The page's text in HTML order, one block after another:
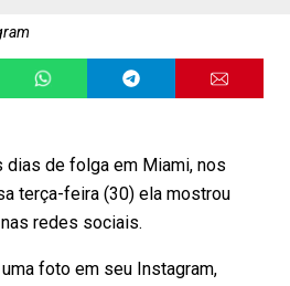
dias de folga em Miami, nos
terça-feira (30) ela mostrou
redes sociais.
foto em seu Instagram,